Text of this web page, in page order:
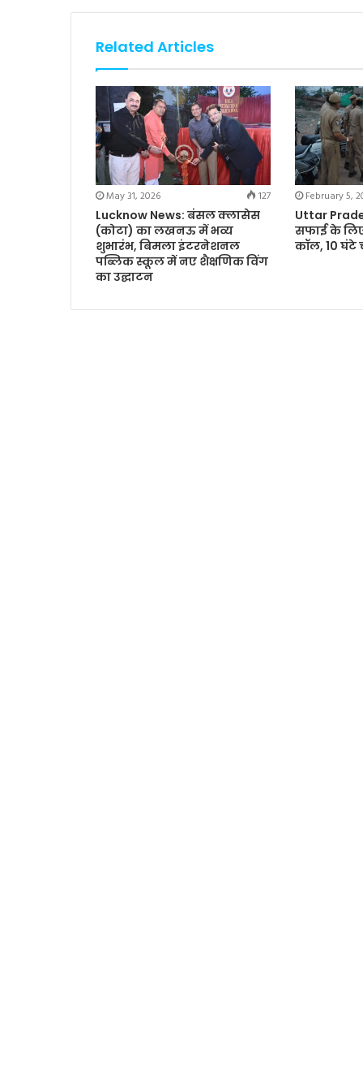
Related Articles
May 31, 2026
127
Lucknow News: बंसल क्लासेस
(कोटा) का लखनऊ में भव्य
शुभारंभ, बिमला इंटरनेशनल
पब्लिक स्कूल में नए शैक्षणिक विंग
का उद्घाटन
February 5,
Uttar
सफाई के
कॉल, 10